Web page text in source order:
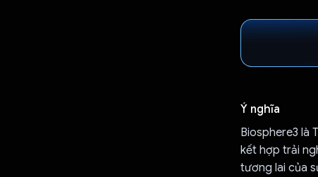
Ý nghĩa
Biosphere3 là
kết hợp trải
tương lai của